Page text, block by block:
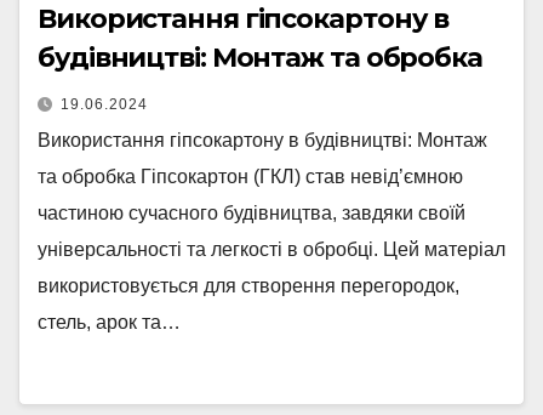
Використання гіпсокартону в
будівництві: Монтаж та обробка
19.06.2024
Використання гіпсокартону в будівництві: Монтаж
та обробка Гіпсокартон (ГКЛ) став невід’ємною
частиною сучасного будівництва, завдяки своїй
універсальності та легкості в обробці. Цей матеріал
використовується для створення перегородок,
стель, арок та…